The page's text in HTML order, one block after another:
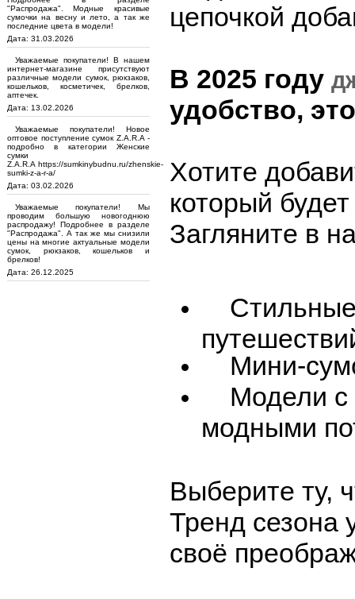
"Распродажа". Модные красивые
сумочки на весну и лето, а так же
последние цвета в модели!
Дата: 31.03.2026
Уважаемые покупатели! В нашем
интернет-магазине присутствуют
различные модели сумок, рюкзаков,
кошельков, косметичек, брелков,
аптечек.
Дата: 13.02.2026
Уважаемые покупатели! Новое
оптовое поступление сумок Z.A.R.A -
подробно в категории Женские
сумки
Z.A.R.A https://sumkinybudnu.ru/zhenskie-
sumki-z-a-r-a/
Дата: 03.02.2026
Уважаемые покупатели! Мы
проводим большую новогоднюю
распродажу! Подробнее в разделе
"Распродажа". А так же мы снизили
цены на многие актуальные модели
сумок, рюкзаков, кошельков и
брелков!
Дата: 26.12.2025
цепочкой
В 2025 году
удобство,
Хотите
который
Загляните в
Стильные
Мини-
Модели с
модными
Выберите ту,
Тренд сезона
своё